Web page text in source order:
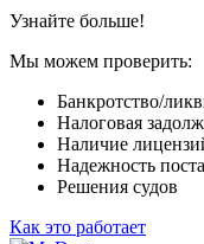
Узнайте больше!
Мы можем проверить:
Банкротство/
Налоговая
Наличие
Надежность
Решения судов
Как это работает